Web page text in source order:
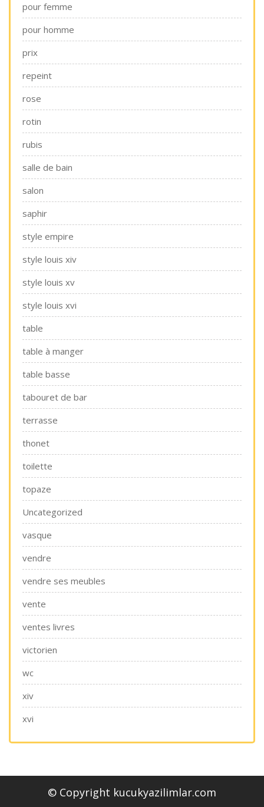
pour femme
pour homme
prix
repeint
rose
rotin
rubis
salle de bain
salon
saphir
style empire
style louis xiv
style louis xv
style louis xvi
table
table à manger
table basse
tabouret de bar
terrasse
thonet
toilette
topaze
Uncategorized
vasque
vendre
vendre ses meubles
vente
ventes livres
victorien
wc
xiv
xvi
© Copyright kucukyazilimlar.com